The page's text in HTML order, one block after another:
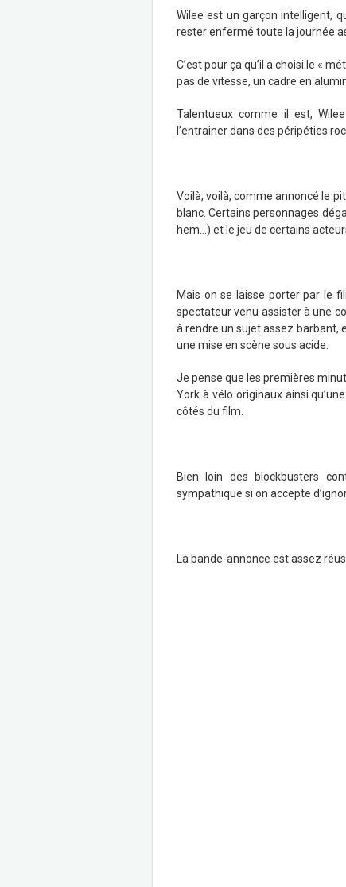
Wilee est un garçon intelligent,
rester enfermé toute la journée
C’est pour ça qu’il a choisi le «
pas de vitesse, un cadre en
Talentueux comme il est,
l’entrainer dans des péripéties
Voilà, voilà, comme annoncé le
blanc. Certains personnages
hem…) et le jeu de certains
Mais on se laisse porter par le
spectateur venu assister à une
à rendre un sujet assez barbant,
une mise en scène sous acide.
Je pense que les premières
York à vélo originaux ainsi
côtés du film.
Bien loin des blockbusters
sympathique si on accepte
La bande-annonce est assez